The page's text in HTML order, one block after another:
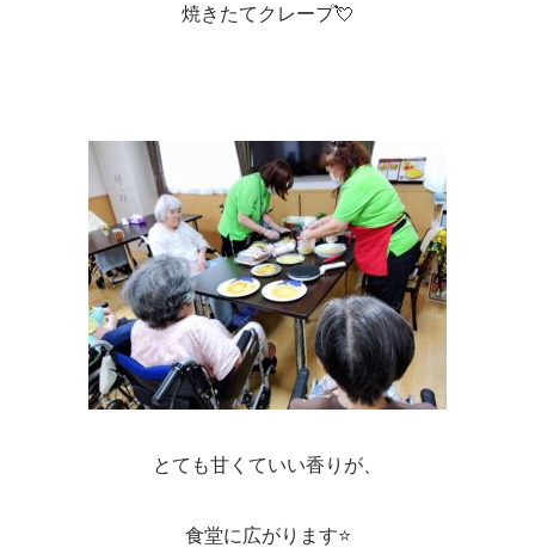
焼きたてクレープ💘
とても甘くていい香りが、
食堂に広がります⭐